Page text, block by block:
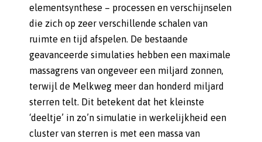
elementsynthese – processen en verschijnselen
die zich op zeer verschillende schalen van
ruimte en tijd afspelen. De bestaande
geavanceerde simulaties hebben een maximale
massagrens van ongeveer een miljard zonnen,
terwijl de Melkweg meer dan honderd miljard
sterren telt. Dit betekent dat het kleinste
‘deeltje’ in zo’n simulatie in werkelijkheid een
cluster van sterren is met een massa van